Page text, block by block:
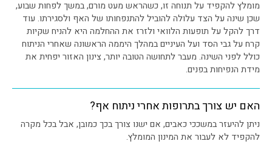
מומלץ להקפיד על תנוחה זו, כשהראש מעט מורם, במשך לפחות שבוע,
שכן שינה על הצד עלולה להוביל להתנפחותו של האף ולסגירתו. עוד
דרך להקל על תופעות הלוואי ולזרז את ההחלמה היא להניח שקיות
קרח על גבי הסד ועל העיניים במהלך היממה הראשונה שאחרי הניתוח
כולל לפני השינה. מעבר לתחושה הטובה יותר, צינון האזור יפחית את
מידת הנפיחות בפנים.
האם יש צורך בתרופות אחרי ניתוח אף?
ניתן להיעזר במשככי כאבים, אם ישנו צורך בכך כמובן, אבל בכל מקרה
להקפיד לא לעבור את המינון המומלץ.